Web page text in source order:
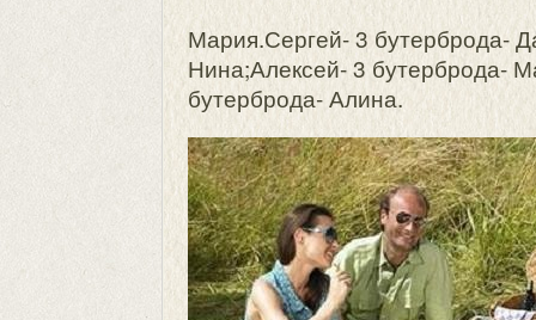
Мария.Сергей- 3 бутерброда-
Нина;Алексей- 3 бутерброда-
бутерброда- Алина.